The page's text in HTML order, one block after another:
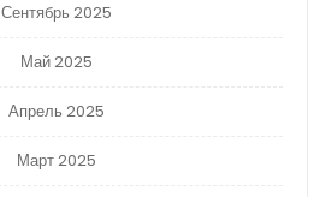
Сентябрь 2025
Май 2025
Апрель 2025
Март 2025